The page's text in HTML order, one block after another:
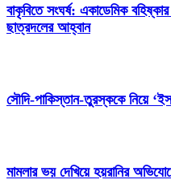
বাকৃবিতে সংঘর্ষ: একাডেমিক
ছাত্রদলের আহ্বান
সৌদি-পাকিস্তান-তুরস্ককে নিয়ে
মামলার ভয় দেখিয়ে হয়রানির